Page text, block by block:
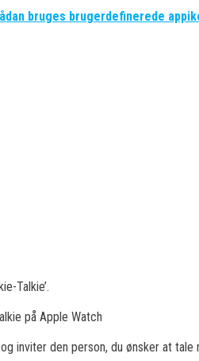
bruges brugerdefinerede
Talkie’.
og inviter den person, du ønsker at